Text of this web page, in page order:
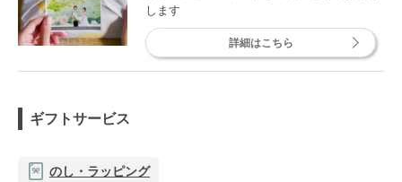
します
詳細はこちら
ギフトサービス
のし・ラッピング